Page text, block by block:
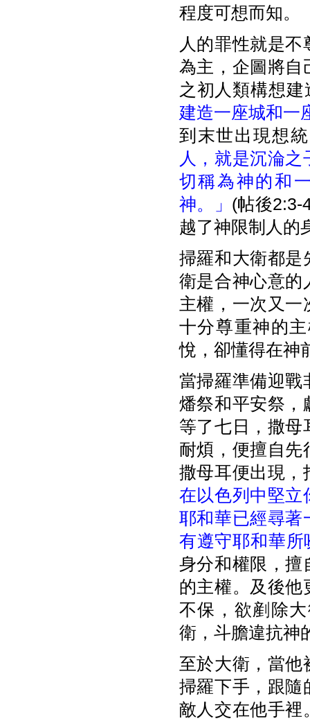
程度可想而知。
人的罪性就是
為主，企圖將自
之初人類構想
建造一座城和一
到末世出現想
人，就是沉淪
切稱為神的和
神。」 (帖後2:3-
越了神限制人的
掃羅和大衛都是
衛是合神心意的
主權，一次又一
十分尊重神的
悅，卻懂得在神
當掃羅準備迎戰
燔祭和平安祭，
等了七日，撒母
耐煩，便擅自先
撒母耳便出現，
在以色列中堅立
耶和華已經尋著
有遵守耶和華所
身分和權限，擅
的主權。及後他
不保，欲剷除
衛，斗膽違抗神
至於大衛，當他
掃羅下手，跟隨
敵人交在他手裡